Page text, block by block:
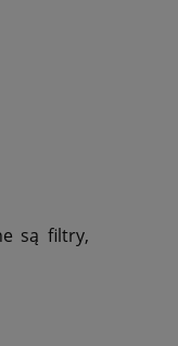
są filtry,